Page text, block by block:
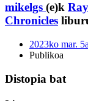
mikelgs (e)k
Chronicles
2023ko mar. 5a
Publikoa
Distopia bat